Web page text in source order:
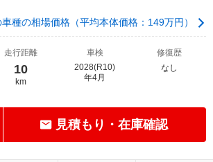
車種の相場価格（平均本体価格：149万円）
走行距離
10
km
車検
2028(R10)
年4月
修復歴
なし
見積もり・在庫確認